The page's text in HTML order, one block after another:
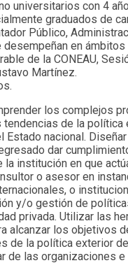
universitarios con 4
graduados de
Público,
desempeñan en
de la CONEAU,
Martínez.
los complejos
tendencias de la política
Estado nacional.
dar
institución en que
o asesor en
o
y/o gestión de
privada. Utilizar las
alcanzar los objetivos
de la política exterior
de las organizaciones